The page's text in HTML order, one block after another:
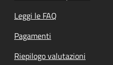
Leggi le FAQ
Pagamenti
Riepilogo valutazioni